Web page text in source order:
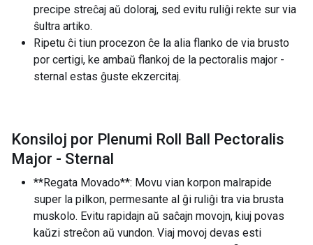
precipe streĉaj aŭ doloraj, sed evitu ruliĝi rekte sur via
ŝultra artiko.
Ripetu ĉi tiun procezon ĉe la alia flanko de via brusto
por certigi, ke ambaŭ flankoj de la pectoralis major -
sternal estas ĝuste ekzercitaj.
Konsiloj por Plenumi Roll Ball Pectoralis
Major - Sternal
**Regata Movado**: Movu vian korpon malrapide
super la pilkon, permesante al ĝi ruliĝi tra via brusta
muskolo. Evitu rapidajn aŭ saĉajn movojn, kiuj povas
kaŭzi streĉon aŭ vundon. Viaj movoj devas esti